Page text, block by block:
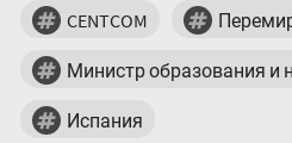
CENTCOM
Министр образования и
Испания